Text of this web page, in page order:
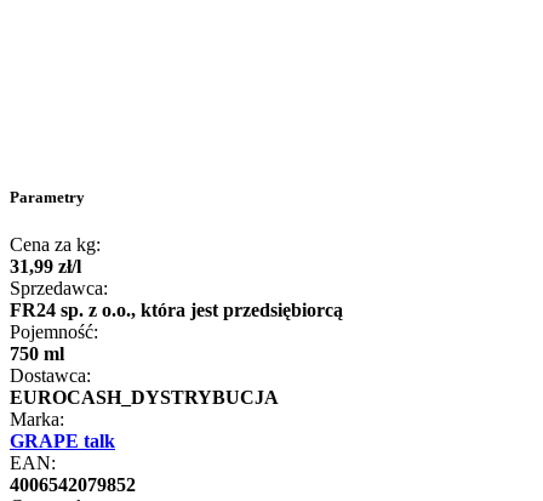
Parametry
Cena za kg:
31,99 zł/l
Sprzedawca:
FR24 sp. z o.o., która jest przedsiębiorcą
Pojemność:
750 ml
Dostawca:
EUROCASH_DYSTRYBUCJA
Marka:
GRAPE talk
EAN:
4006542079852